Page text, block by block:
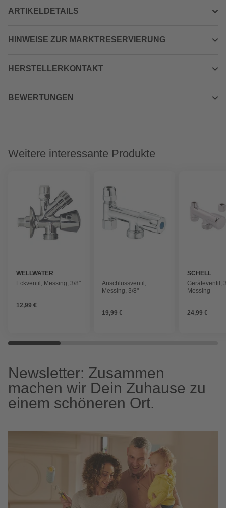
ARTIKELDETAILS
HINWEISE ZUR MARKTRESERVIERUNG
HERSTELLERKONTAKT
BEWERTUNGEN
Weitere interessante Produkte
WELLWATER
Eckventil, Messing, 3/8"
12,99 €
Anschlussventil,
Messing, 3/8"
19,99 €
SCHELL
Geräteventil,
Messing
24,99 €
Newsletter: Zusammen
machen wir Dein Zuhause zu
einem schöneren Ort.